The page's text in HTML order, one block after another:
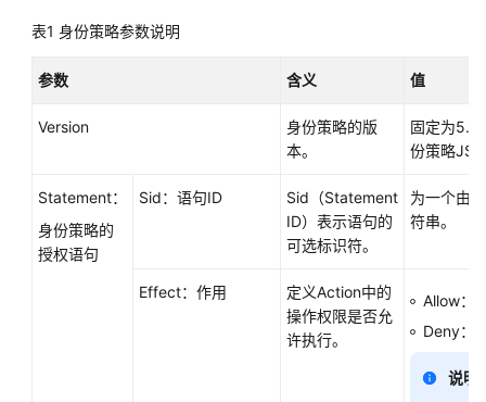
档
载
参
考
表1 身份策略参数说明
参数 含义 值
Version
身份策略的版
本。
固定为5.0
份策略
Statement：
身份策略的
授权语句
Sid：语句ID
Sid（Statement
ID）表示语句的
可选标识符。
为一个由
符串。
Effect：作用
定义Action中的
操作权限是否允
许执行。
Allow：
Deny：
说明